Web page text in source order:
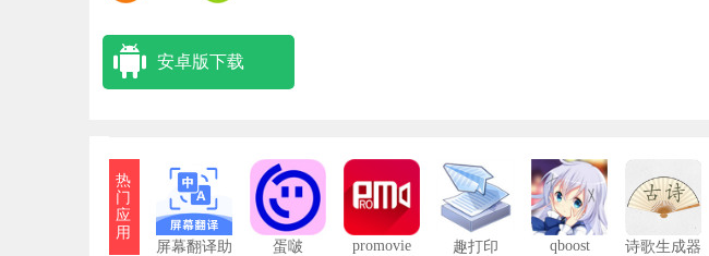
安卓版下载
热
门
应
用
屏幕翻译助
蛋啵 promovie 趣打印 qboost 诗歌生成器